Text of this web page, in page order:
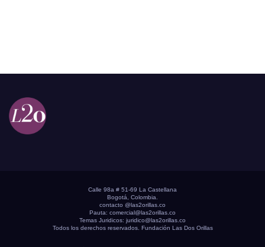
Calle 98a # 51-69 La Castellana
Bogotá, Colombia.
contacto @las2orillas.co
Pauta: comercial@las2orillas.co
Temas Juridicos: juridico@las2orillas.co
Todos los derechos reservados. Fundación Las Dos Orillas